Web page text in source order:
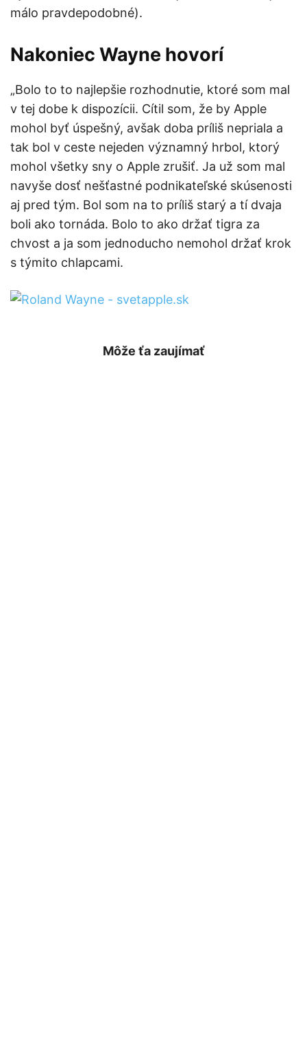
málo pravdepodobné).
Nakoniec Wayne hovorí
„Bolo to to najlepšie rozhodnutie, ktoré som mal
v tej dobe k dispozícii. Cítil som, že by Apple
mohol byť úspešný, avšak doba príliš nepriala a
tak bol v ceste nejeden významný hrbol, ktorý
mohol všetky sny o Apple zrušiť. Ja už som mal
navyše dosť nešťastné podnikateľské skúsenosti
aj pred tým. Bol som na to príliš starý a tí dvaja
boli ako tornáda. Bolo to ako držať tigra za
chvost a ja som jednoducho nemohol držať krok
s týmito chlapcami.
Môže ťa zaujímať